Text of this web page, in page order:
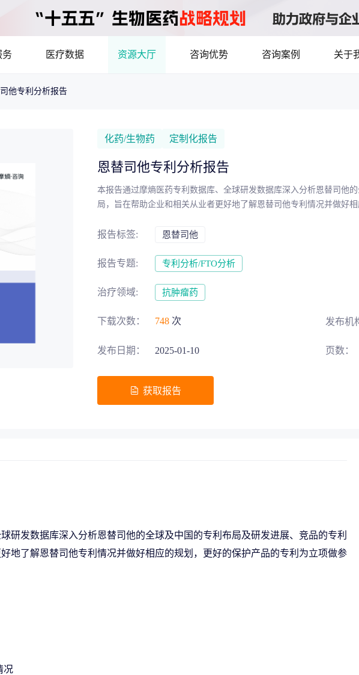
务
提供疾病领域品种调研、品种立项等服务
分析市场现状，洞察行业趋势 了解目标领域和市场情况，发
解码生物医药资本价值，赋能精准投资决策
募投项目可行性论证 交易风险把控
全链路赋能，助力生物医药‘十五五’规划高效落地
医疗数据 资源大厅 咨询优势 咨询案例 关于
他专利分析报告
化药/生物药 定制化报告
恩替司他专利分析报告
本报告通过摩熵医药专利数据库、全球研发数据库深入分析恩替司他
局，旨在帮助企业和相关从业者更好地了解恩替司他专利情况并做好
报告标签: 恩替司他
报告专题: 专利分析/FTO分析
治疗领域: 抗肿瘤药
下载次数： 748 次 发布机
发布日期： 2025-01-10 页数：
获取报告
研发数据库深入分析恩替司他的全球及中国的专利布局及研发进展、竞品的专利
地了解恩替司他专利情况并做好相应的规划，更好的保护产品的专利为立项做参
况